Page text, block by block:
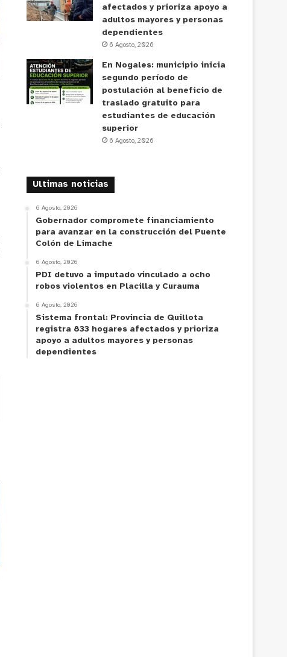
afectados y prioriza apoyo a
adultos mayores y personas
dependientes
6 Agosto, 2026
En Nogales: municipio inicia
segundo período de
postulación al beneficio de
traslado gratuito para
estudiantes de educación
superior
6 Agosto, 2026
Ultimas noticias
6 Agosto, 2026
Gobernador compromete financiamiento
para avanzar en la construcción del Puente
Colón de Limache
6 Agosto, 2026
PDI detuvo a imputado vinculado a ocho
robos violentos en Placilla y Curauma
6 Agosto, 2026
Sistema frontal: Provincia de Quillota
registra 833 hogares afectados y prioriza
apoyo a adultos mayores y personas
dependientes